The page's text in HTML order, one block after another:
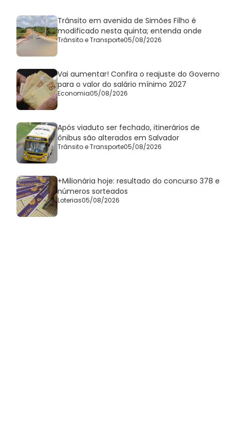
Trânsito em avenida de Simões Filho é
modificado nesta quinta; entenda onde
Trânsito e Transporte05/08/2026
Vai aumentar! Confira o reajuste do Governo
para o valor do salário mínimo 2027
Economia05/08/2026
Após viaduto ser fechado, itinerários de
ônibus são alterados em Salvador
Trânsito e Transporte05/08/2026
+Milionária hoje: resultado do concurso 378 e
números sorteados
Loterias05/08/2026